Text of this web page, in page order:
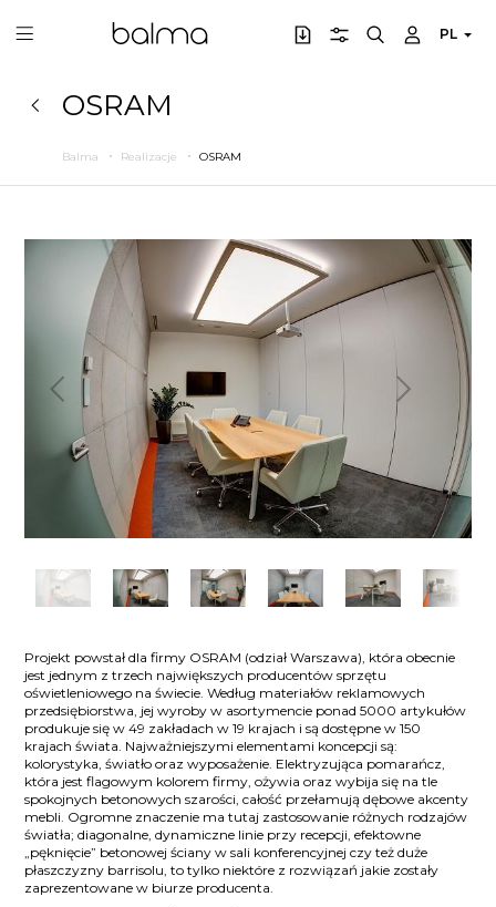
PL
OSRAM
Balma Realizacje OSRAM
Poprzedni Następny
Projekt powstał dla firmy OSRAM (odział Warszawa), która obecnie
jest jednym z trzech największych producentów sprzętu
oświetleniowego na świecie. Według materiałów reklamowych
przedsiębiorstwa, jej wyroby w asortymencie ponad 5000 artykułów
produkuje się w 49 zakładach w 19 krajach i są dostępne w 150
krajach świata. Najważniejszymi elementami koncepcji są:
kolorystyka, światło oraz wyposażenie. Elektryzująca pomarańcz,
która jest flagowym kolorem firmy, ożywia oraz wybija się na tle
spokojnych betonowych szarości, całość przełamują dębowe akcenty
mebli. Ogromne znaczenie ma tutaj zastosowanie różnych rodzajów
światła; diagonalne, dynamiczne linie przy recepcji, efektowne
„pęknięcie” betonowej ściany w sali konferencyjnej czy też duże
płaszczyzny barrisolu, to tylko niektóre z rozwiązań jakie zostały
zaprezentowane w biurze producenta.